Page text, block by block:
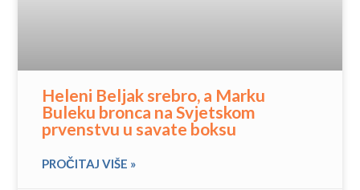
Heleni Beljak srebro, a Marku
Buleku bronca na Svjetskom
prvenstvu u savate boksu
PROČITAJ VIŠE »